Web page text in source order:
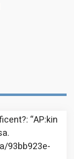
: “AP:kin
93bb923e-